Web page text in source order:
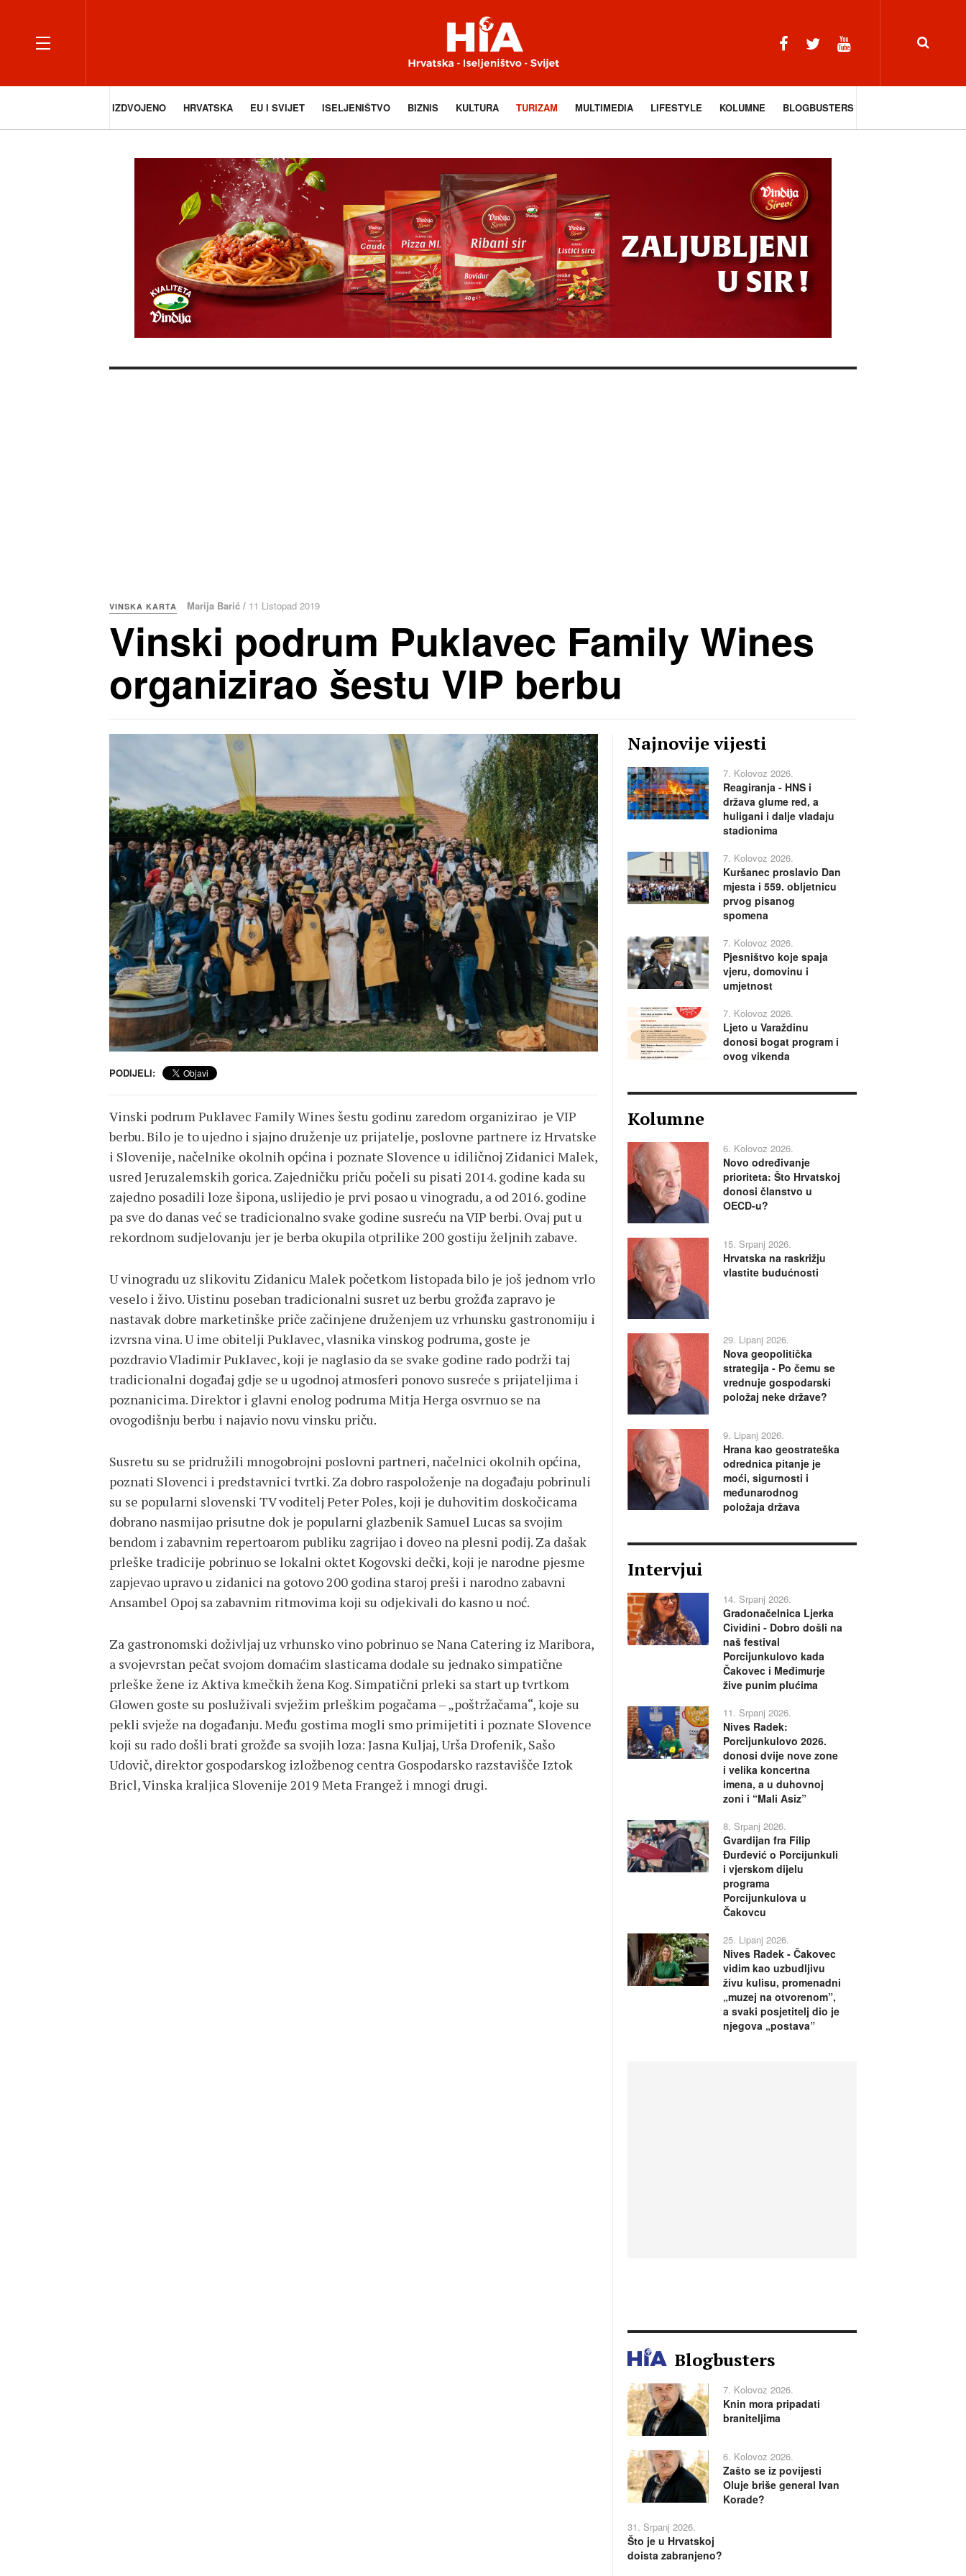
IZDVOJENO HRVATSKA EU I SVIJET ISELJENIŠTVO BIZNIS KULTURA TURIZAM MULTIMEDIA LIFESTYLE KOLUMNE BLOGBUSTERS
VINSKA KARTA Marija Barić / 11 Listopad 2019
Vinski podrum Puklavec Family Wines
organizirao šestu VIP berbu
PODIJELI:
Vinski podrum Puklavec Family Wines šestu godinu zaredom organizirao je VIP
berbu. Bilo je to ujedno i sjajno druženje uz prijatelje, poslovne partnere iz Hrvatske
i Slovenije, načelnike okolnih općina i poznate Slovence u idiličnoj Zidanici Malek,
usred Jeruzalemskih gorica. Zajedničku priču počeli su pisati 2014. godine kada su
zajedno posadili loze šipona, uslijedio je prvi posao u vinogradu, a od 2016. godine
pa sve do danas već se tradicionalno svake godine susreću na VIP berbi. Ovaj put u
rekordnom sudjelovanju jer je berba okupila otprilike 200 gostiju željnih zabave.
U vinogradu uz slikovitu Zidanicu Malek početkom listopada bilo je još jednom vrlo
veselo i živo. Uistinu poseban tradicionalni susret uz berbu grožđa zapravo je
nastavak dobre marketinške priče začinjene druženjem uz vrhunsku gastronomiju i
izvrsna vina. U ime obitelji Puklavec, vlasnika vinskog podruma, goste je
pozdravio Vladimir Puklavec, koji je naglasio da se svake godine rado podrži taj
tradicionalni događaj gdje se u ugodnoj atmosferi ponovo susreće s prijateljima i
poznanicima. Direktor i glavni enolog podruma Mitja Herga osvrnuo se na
ovogodišnju berbu i najavio novu vinsku priču.
Susretu su se pridružili mnogobrojni poslovni partneri, načelnici okolnih općina,
poznati Slovenci i predstavnici tvrtki. Za dobro raspoloženje na događaju pobrinuli
su se popularni slovenski TV voditelj Peter Poles, koji je duhovitim doskočicama
dobrano nasmijao prisutne dok je popularni glazbenik Samuel Lucas sa svojim
bendom i zabavnim repertoarom publiku zagrijao i doveo na plesni podij. Za dašak
prleške tradicije pobrinuo se lokalni oktet Kogovski dečki, koji je narodne pjesme
zapjevao upravo u zidanici na gotovo 200 godina staroj preši i narodno zabavni
Ansambel Opoj sa zabavnim ritmovima koji su odjekivali do kasno u noć.
Za gastronomski doživljaj uz vrhunsko vino pobrinuo se Nana Catering iz Maribora,
a svojevrstan pečat svojom domaćim slasticama dodale su jednako simpatične
prleške žene iz Aktiva kmečkih žena Kog. Simpatični prleki sa start up tvrtkom
Glowen goste su posluživali svježim prleškim pogačama – „poštržačama“, koje su
pekli svježe na događanju. Među gostima mogli smo primijetiti i poznate Slovence
koji su rado došli brati grožđe sa svojih loza: Jasna Kuljaj, Urša Drofenik, Sašo
Udovič, direktor gospodarskog izložbenog centra Gospodarsko razstavišče Iztok
Bricl, Vinska kraljica Slovenije 2019 Meta Frangež i mnogi drugi.
Najnovije vijesti
7. Kolovoz 2026.
Reagiranja - HNS i
država glume red, a
huligani i dalje vladaju
stadionima
7. Kolovoz 2026.
Kuršanec proslavio Dan
mjesta i 559. obljetnicu
prvog pisanog
spomena
7. Kolovoz 2026.
Pjesništvo koje spaja
vjeru, domovinu i
umjetnost
7. Kolovoz 2026.
Ljeto u Varaždinu
donosi bogat program i
ovog vikenda
Kolumne
6. Kolovoz 2026.
Novo određivanje
prioriteta: Što Hrvatskoj
donosi članstvo u
OECD-u?
15. Srpanj 2026.
Hrvatska na raskrižju
vlastite budućnosti
29. Lipanj 2026.
Nova geopolitička
strategija - Po čemu se
vrednuje gospodarski
položaj neke države?
9. Lipanj 2026.
Hrana kao geostrateška
odrednica pitanje je
moći, sigurnosti i
međunarodnog
položaja država
Intervjui
14. Srpanj 2026.
Gradonačelnica Ljerka
Cividini - Dobro došli na
naš festival
Porcijunkulovo kada
Čakovec i Međimurje
žive punim plućima
11. Srpanj 2026.
Nives Radek:
Porcijunkulovo 2026.
donosi dvije nove zone
i velika koncertna
imena, a u duhovnoj
zoni i “Mali Asiz”
8. Srpanj 2026.
Gvardijan fra Filip
Đurđević o Porcijunkuli
i vjerskom dijelu
programa
Porcijunkulova u
Čakovcu
25. Lipanj 2026.
Nives Radek - Čakovec
vidim kao uzbudljivu
živu kulisu, promenadni
„muzej na otvorenom”,
a svaki posjetitelj dio je
njegova „postava”
Blogbusters
7. Kolovoz 2026.
Knin mora pripadati
braniteljima
6. Kolovoz 2026.
Zašto se iz povijesti
Oluje briše general Ivan
Korade?
31. Srpanj 2026.
Što je u Hrvatskoj
doista zabranjeno?